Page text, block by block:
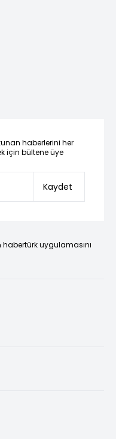
haberlerini her
için bültene üye
Kaydet
uygulamasını